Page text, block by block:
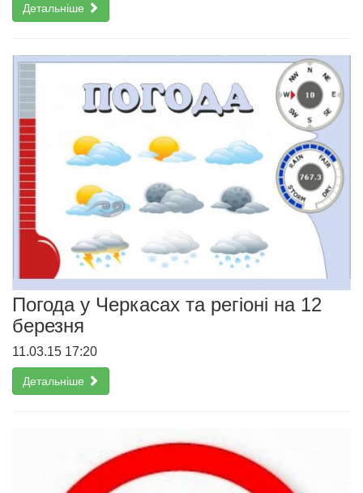
Детальніше
Погода у Черкасах та регіоні на 12
березня
11.03.15 17:20
Детальніше